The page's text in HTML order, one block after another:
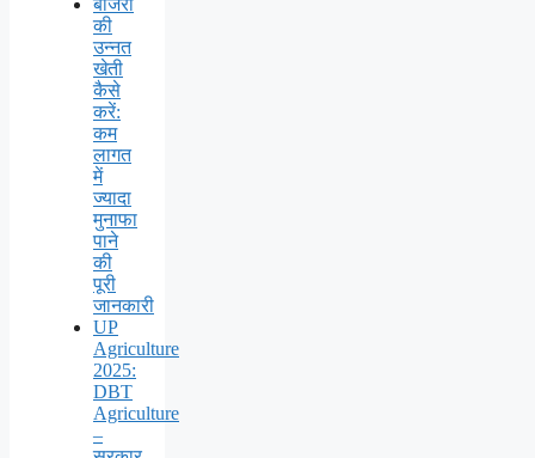
बाजरा
की
उन्नत
खेती
कैसे
करें:
कम
लागत
में
ज्यादा
मुनाफा
पाने
की
पूरी
जानकारी
UP
Agriculture
2025:
DBT
Agriculture
–